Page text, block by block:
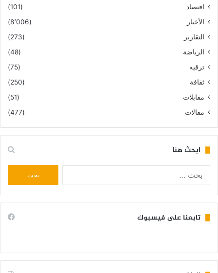
اقتصاد
(101)
الأخبار
(8٬006)
التقارير
(273)
الرياضة
(48)
ترقيه
(75)
ثقافة
(250)
مقابلات
(51)
مقالات
(477)
ابحث هنا
تابعنا على فيسبوك